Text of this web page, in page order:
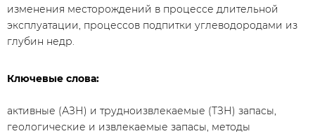
изменения месторождений в процессе длительной
эксплуатации, процессов подпитки углеводородами из
глубин недр.
Ключевые слова:
активные (АЗН) и трудноизвлекаемые (ТЗН) запасы,
геологические и извлекаемые запасы, методы